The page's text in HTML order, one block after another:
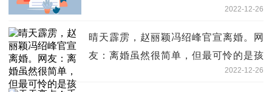
2022-12-26
晴天霹雳，赵丽颖冯绍峰官宣离婚。网
友：离婚虽然很简单，但最可怜的是孩
2022-12-26